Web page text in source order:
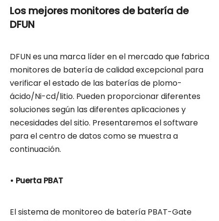
Los mejores monitores de batería de
DFUN
DFUN es una marca líder en el mercado que fabrica
monitores de batería de calidad excepcional para
verificar el estado de las baterías de plomo-
ácido/Ni-cd/litio. Pueden proporcionar diferentes
soluciones según las diferentes aplicaciones y
necesidades del sitio. Presentaremos el software
para el centro de datos como se muestra a
continuación.
• Puerta PBAT
El sistema de monitoreo de batería PBAT-Gate